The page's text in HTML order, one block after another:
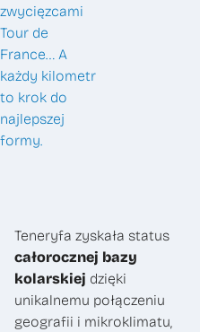
zwycięzcami
Tour de
France… A
każdy kilometr
to krok do
najlepszej
formy.
Teneryfa zyskała status
całorocznej bazy
kolarskiej dzięki
unikalnemu połączeniu
geografii i mikroklimatu,